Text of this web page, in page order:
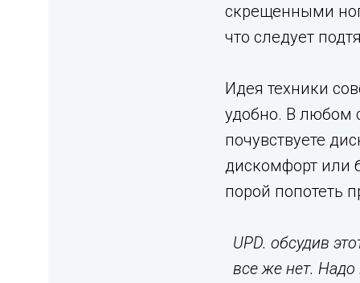
скрещенными
что следует
Идея техники
удобно. В любом
почувствуете
дискомфорт или
порой попотеть
UPD. обсудив
все же нет. Надо